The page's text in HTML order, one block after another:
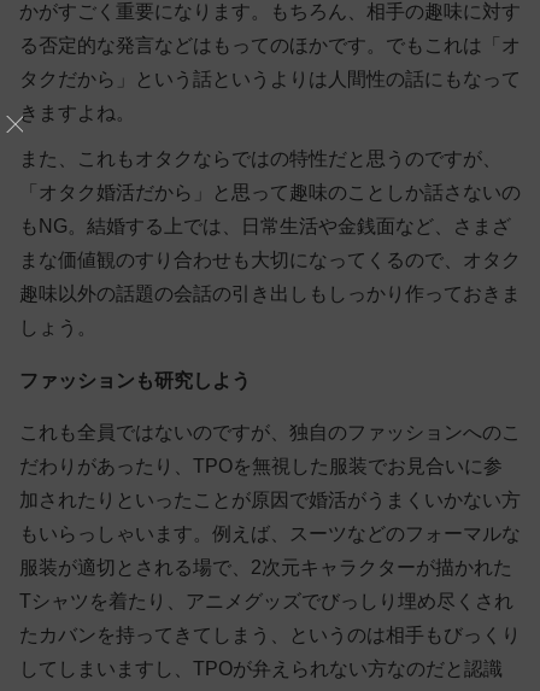
かがすごく重要になります。もちろん、相手の趣味に対す
る否定的な発言などはもってのほかです。でもこれは「オ
タクだから」という話というよりは人間性の話にもなって
きますよね。
また、これもオタクならではの特性だと思うのですが、
「オタク婚活だから」と思って趣味のことしか話さないの
もNG。結婚する上では、日常生活や金銭面など、さまざ
まな価値観のすり合わせも大切になってくるので、 オタク
趣味以外の話題の会話の引き出しもしっかり作って おきま
しょう。
ファッションも研究しよう
これも全員ではないのですが、独自のファッションへのこ
だわりがあったり、TPOを無視した服装でお見合いに参
加されたりといったことが原因で婚活がうまくいかない方
もいらっしゃいます。例えば、スーツなどのフォーマルな
服装が適切とされる場で、2次元キャラクターが描かれた
Tシャツを着たり、アニメグッズでびっしり埋め尽くされ
たカバンを持ってきてしまう、というのは相手もびっくり
してしまいますし、TPOが弁えられない方なのだと認識